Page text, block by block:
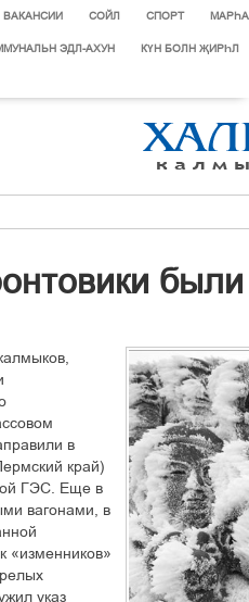
ВАКАНСИИ СОЙЛ СПОРТ
ЭДЛ-АХУН КҮН БОЛН ҖИРҺЛ
в
край)
ГЭС. Еще в
вагонами, в
«изменников»
указ